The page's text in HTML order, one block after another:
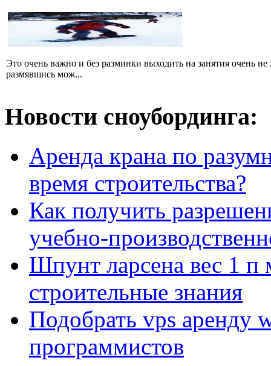
Это очень важно и без разминки выходить на занятия очень
размявшись мож...
Новости сноубординга:
Аренда крана по
время строительства?
Как получить
учебно-
Шпунт ларсена вес 1 п
строительные знания
Подобрать vps аренду
программистов